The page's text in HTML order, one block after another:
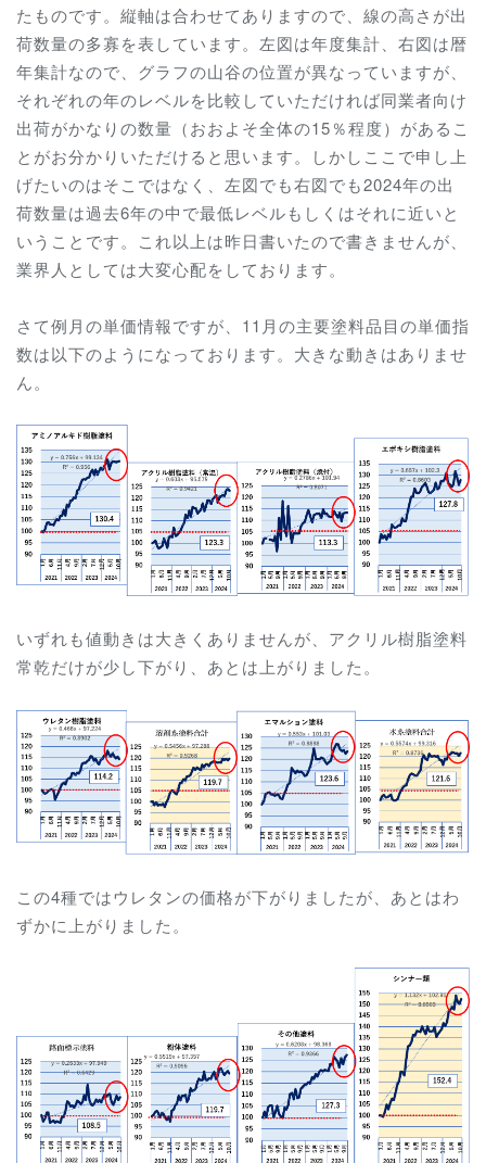
たものです。縦軸は合わせてありますので、線の高さが出
荷数量の多寡を表しています。左図は年度集計、右図は暦
年集計なので、グラフの山谷の位置が異なっていますが、
それぞれの年のレベルを比較していただければ同業者向け
出荷がかなりの数量（おおよそ全体の15％程度）があるこ
とがお分かりいただけると思います。しかしここで申し上
げたいのはそこではなく、左図でも右図でも2024年の出
荷数量は過去6年の中で最低レベルもしくはそれに近いと
いうことです。これ以上は昨日書いたので書きませんが、
業界人としては大変心配をしております。
さて例月の単価情報ですが、11月の主要塗料品目の単価指
数は以下のようになっております。大きな動きはありませ
ん。
いずれも値動きは大きくありませんが、アクリル樹脂塗料
常乾だけが少し下がり、あとは上がりました。
この4種ではウレタンの価格が下がりましたが、あとはわ
ずかに上がりました。